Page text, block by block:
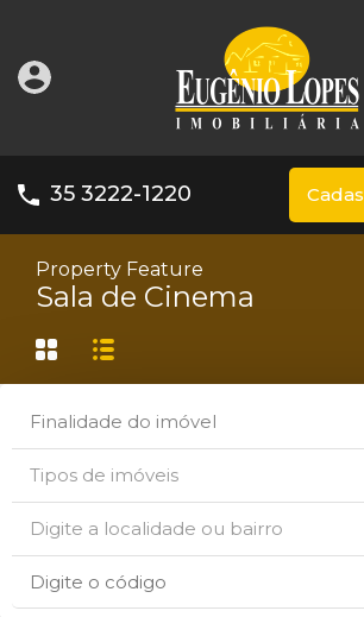
35 3222-1220
Property Feature
Sala de Cinema
Finalidade do imóvel
Tipos de imóveis
Digite a localidade ou bairro